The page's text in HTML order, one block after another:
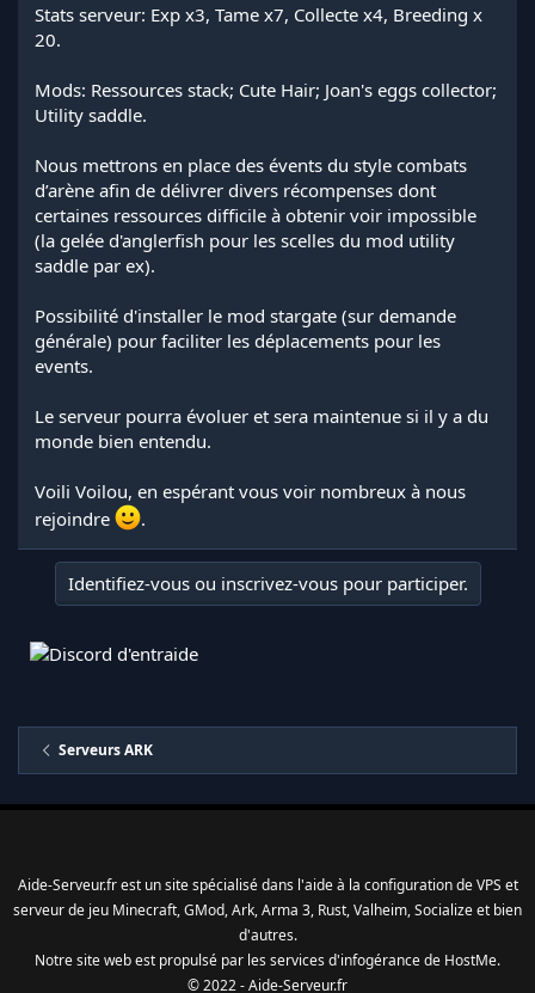
c
u
s
i
o
Stats serveur: Exp x3, Tame x7, Collecte x4, Breeding x
20.
Mods: Ressources stack; Cute Hair; Joan's eggs collector;
Utility saddle.
Nous mettrons en place des évents du style combats
d’arène afin de délivrer divers récompenses dont
certaines ressources difficile à obtenir voir impossible
(la gelée d'anglerfish pour les scelles du mod utility
saddle par ex).
Possibilité d'installer le mod stargate (sur demande
générale) pour faciliter les déplacements pour les
events.
Le serveur pourra évoluer et sera maintenue si il y a du
monde bien entendu.
Voili Voilou, en espérant vous voir nombreux à nous
rejoindre
.
Identifiez-vous ou inscrivez-vous pour participer.
Serveurs ARK
Aide-Serveur.fr est un site spécialisé dans l'aide à la configuration de VPS et
serveur de jeu Minecraft, GMod, Ark, Arma 3, Rust, Valheim, Socialize et bien
d'autres.
Notre site web est propulsé par les services d'infogérancede HostMe.
© 2022 - Aide-Serveur.fr